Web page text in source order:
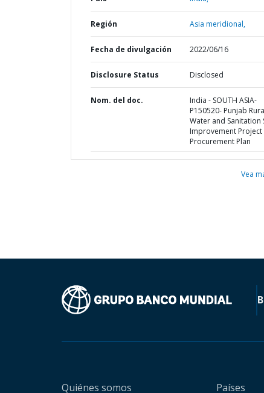
Región Asia meridional,
Fecha de divulgación 2022/06/16
Disclosure Status Disclosed
Nom. del doc.
India - SOUTH ASIA-
P150520- Punjab
Water and Sanitation
Improvement Project
Procurement Plan
Vea
Quiénes somos Países